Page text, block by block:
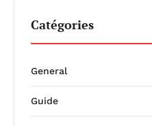
Catégories
General
Guide